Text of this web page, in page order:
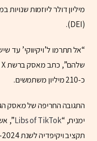
מיליון דולר ליוזמות שנויות
(DEI).
“אל תתרמו ל’ויקיווקי’ עד
כ-210 מיליון משתמשים.
התגובה החריפה של מאסק
ימנית, “Libs of TikTok